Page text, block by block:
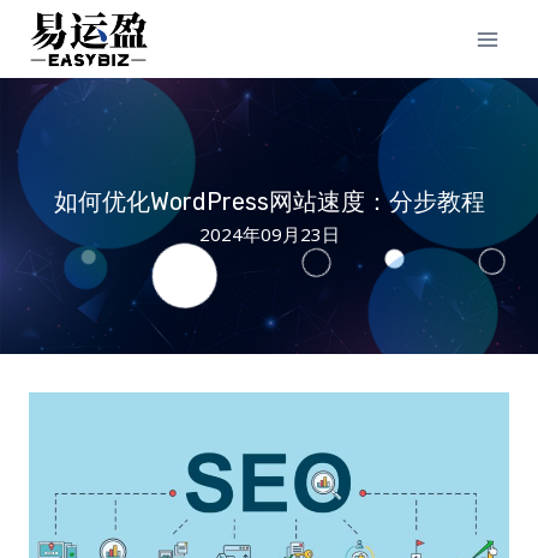
content
如何优化WordPress网站速度：分步教程
2024年09月23日